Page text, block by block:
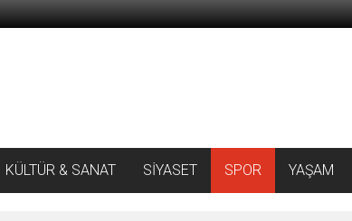
KÜLTÜR & SANAT SİYASET SPOR YAŞAM